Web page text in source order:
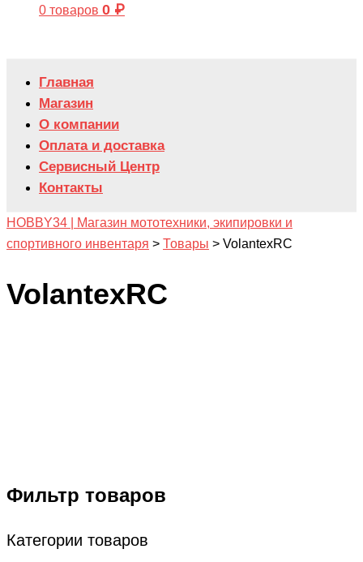
0 товаров 0 ₽
Главная
Магазин
О компании
Оплата и доставка
Сервисный Центр
Контакты
HOBBY34 | Магазин мототехники, экипировки и
спортивного инвентаря > Товары > VolantexRC
VolantexRC
Фильтр товаров
Категории товаров